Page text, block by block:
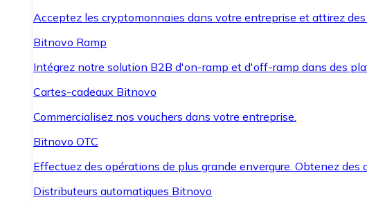
Acceptez les cryptomonnaies dans votre entreprise et attirez
Bitnovo Ramp
Intégrez notre solution B2B d'on-ramp et d'off-ramp dans des
Cartes-cadeaux Bitnovo
Commercialisez nos vouchers dans votre entreprise.
Bitnovo OTC
Effectuez des opérations de plus grande envergure. Obtenez
Distributeurs automatiques Bitnovo